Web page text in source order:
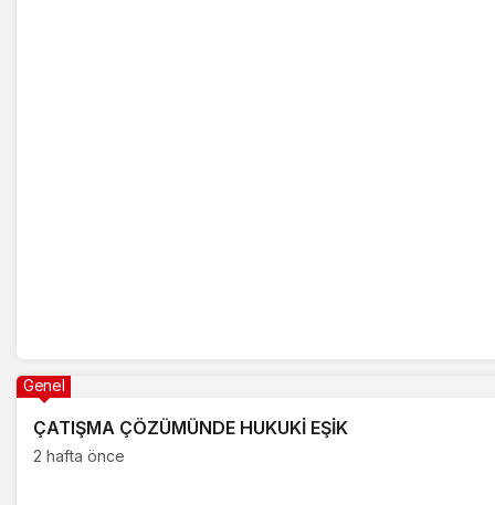
ÇATIŞMA ÇÖZÜMÜNDE HUKUKİ EŞİK
Genel
2 hafta önce